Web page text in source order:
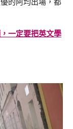
的阿均出場，都
一定要把英文學